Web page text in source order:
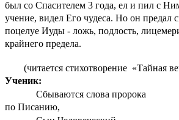
был со Спасителем 3 года, ел и пил с
учение, видел Его чудеса. Но он предал
поцелуе Иуды - ложь, подлость,
крайнего предела.
(читается стихотворение «Тайная
Ученик:
Сбываются слова пророка
по Писанию,